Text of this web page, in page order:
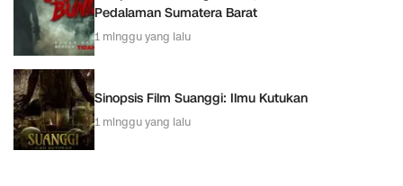
Pedalaman Sumatera Barat
1 minggu yang lalu
Sinopsis Film Suanggi: Ilmu Kutukan
1 minggu yang lalu